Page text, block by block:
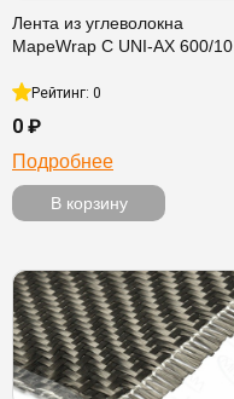
Лента из углеволокна
MapeWrap C UNI-AX 600/10
Рейтинг: 0
0 ₽
Подробнее
В корзину